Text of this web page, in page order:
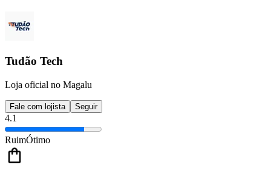
Tudão Tech
Loja oficial no Magalu
Fale com lojista Seguir
4.1
RuimÓtimo